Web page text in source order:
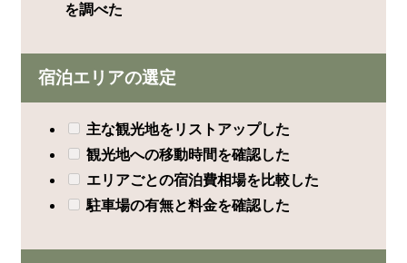
を調べた
宿泊エリアの選定
主な観光地をリストアップした
観光地への移動時間を確認した
エリアごとの宿泊費相場を比較した
駐車場の有無と料金を確認した